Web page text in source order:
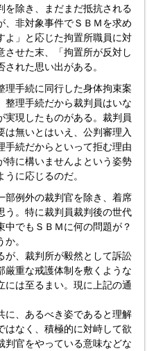
を除き、まだまだ抵抗される
、非対象事件でＳＢＭを求め
よ」と応じた拘置所職員に対
させた末、「拘置所が反対し
れた思い出がある。
理手続に同行した身体拘束案
整理手続だから裁判員はいな
実現したものがある。裁判員
無いとはいえ、公判審理入
手続だからといって拒む理由
特に構いませんよという姿勢
に応じるのだ。
部例外の裁判官を除き、着席
う。特に裁判員裁判後の世代
でもＳＢＭに何の問題が？
。
が、裁判所が毅然として訴訟
厳重な戒護体制を敷くような
には至るまい。現に上記の通
に、あるべき姿であると理解
はなく、積極的に対峙して欲
判官をやっている意味などな